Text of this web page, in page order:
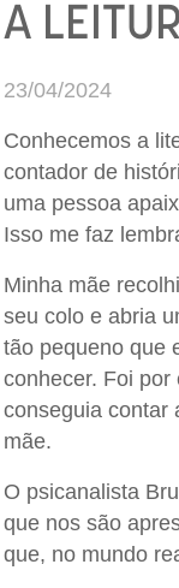
A
23/04/2024
Conhecemos a
contador de
uma pessoa
Isso me faz
Minha mãe
seu colo e abria
tão pequeno que
conhecer. Foi
conseguia contar
mãe.
O psicanalista
que nos são
que, no mundo